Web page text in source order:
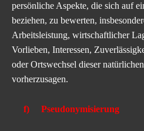
persönliche Aspekte, die sich auf
beziehen, zu bewerten,
Arbeitsleistung, wirtschaftlicher
Vorlieben, Interessen,
oder Ortswechsel dieser
vorherzusagen.
f) Pseudonymisierung